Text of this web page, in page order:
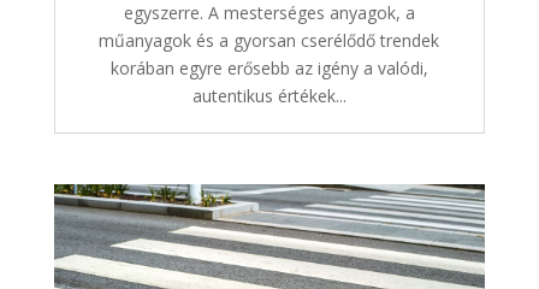
egyszerre. A mesterséges anyagok, a
műanyagok és a gyorsan cserélődő trendek
korában egyre erősebb az igény a valódi,
autentikus értékek...